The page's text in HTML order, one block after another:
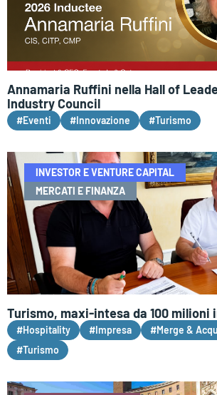
Annamaria Ruffini nella Hall of
Industry Council
#Eventi #Innovazione #Turismo
INVESTOR E VENTURE CAPITAL
MERCATI E FINANZA
Turismo, maxi-intesa da 100 milioni
#Hospitality #Impresa
#Merge &
#Turismo